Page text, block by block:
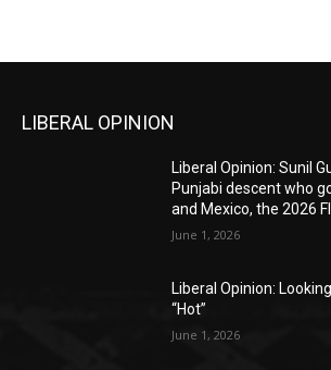
LIBERAL OPINION
Liberal Opinion: Sunil
Punjabi descent who
and Mexico, the 2026
June 1, 2026
Liberal Opinion:
“Hot”
June 1, 2026